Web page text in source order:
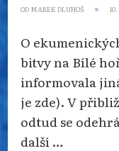
OD MAREK DLUHOŠ
O
bitvy na Bílé
informovala
je zde). V
odtud se
další …